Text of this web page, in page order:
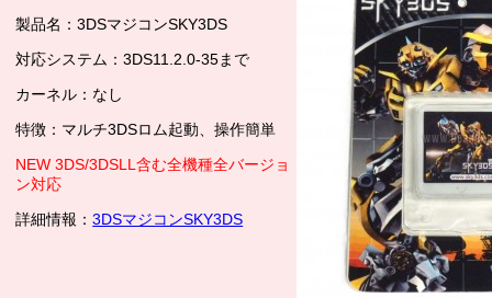
製品名：3DSマジコンSKY3DS
対応システム：3DS11.2.0-35まで
カーネル：なし
特徴：マルチ3DSロム起動、操作簡単
NEW 3DS/3DSLL含む全機種全バージョ
ン対応
詳細情報：3DSマジコンSKY3DS